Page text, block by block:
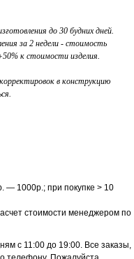
до 30 будних дней.
за 2 недели - стоимость
к стоимости изделия.
в конструкцию
— 1000р.; при покупке > 10
стоимости менеджером по
с 11:00 до 19:00. Все заказы,